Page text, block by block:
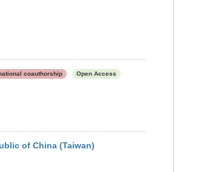
coauthorship Open Access
of China (Taiwan)